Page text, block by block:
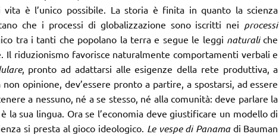
è l’unico possibile. La storia è finita in quanto la scienza
che i processi di globalizzazione sono iscritti nei processi
tra i tanti che popolano la terra e segue le leggi naturaliche
Il riduzionismo favorisce naturalmente comportamenti verbali e
, pronto ad adattarsi alle esigenze della rete produttiva, a
opinione, dev’essere pronto a partire, a spostarsi, ad essere
a nessuno, né a se stesso, né alla comunità: deve parlare la
la sua lingua. Ora se l’economia deve giustificare un modello di
si presta al gioco ideologico. Le vespe di Panamadi Bauman